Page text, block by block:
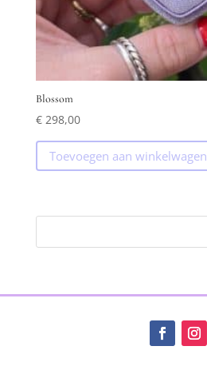
Blossom
€298,00
Toevoegen aan winkelwagen